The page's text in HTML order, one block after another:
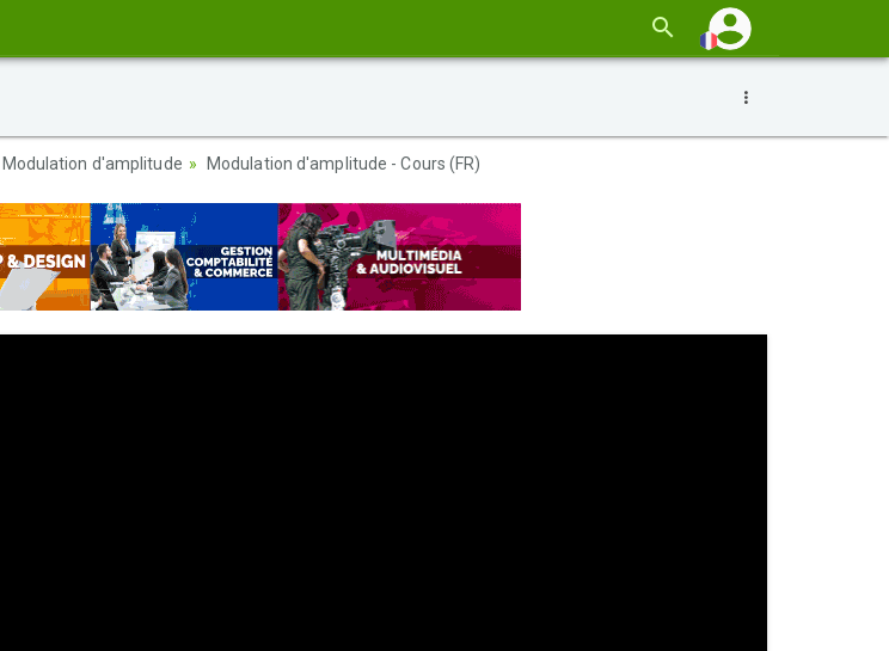
Modulation d'amplitude Modulation d'amplitude - Cours (FR)